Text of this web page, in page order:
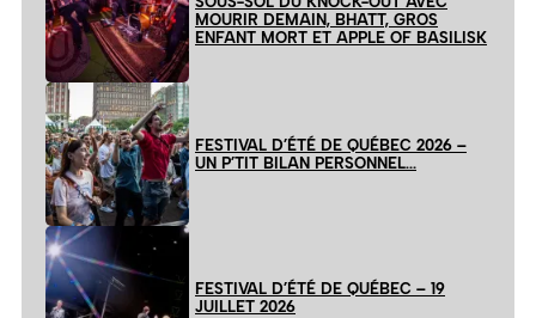
MOURIR DEMAIN, BHATT, GROS
ENFANT MORT ET APPLE OF BASILISK
FESTIVAL D’ÉTÉ DE QUÉBEC 2026 –
UN P’TIT BILAN PERSONNEL…
FESTIVAL D’ÉTÉ DE QUÉBEC – 19
JUILLET 2026